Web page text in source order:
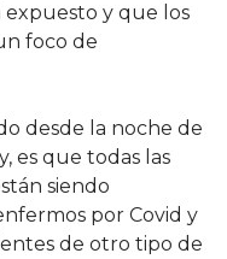
expuesto y que los
foco de
desde la noche de
es que todas las
siendo
por Covid y
de otro tipo de